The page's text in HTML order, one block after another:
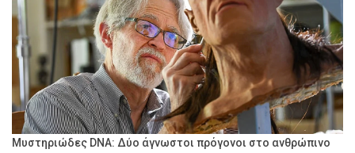
Μυστηριώδες DNA: Δύο άγνωστοι πρόγονοι στο ανθρώπινο